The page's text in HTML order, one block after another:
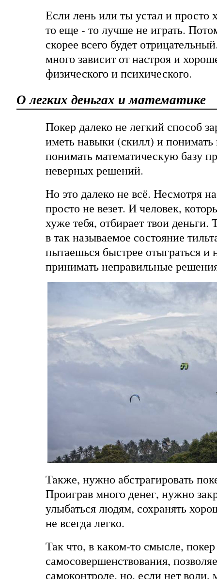
Если лень или ты устал и просто
то еще - то лучше не играть.
скорее всего будет
много зависит от настроя и
физического и психического.
О легких деньгах и математике
Покер далеко не легкий способ
иметь навыки (скилл) и
понимать математическую базу
неверных решений.
Но это далеко не всё. Несмотря
просто не везет. И человек,
хуже тебя, отбирает твои деньги.
в так называемое состояние
пытаешься быстрее отыграться и
принимать неправильные
Также, нужно абстрагировать
Проиграв много денег, нужно
улыбаться людям, сохранять
не всегда легко.
Так что, в каком-то смысле, покер
самосовершенствования,
самоконтроле, но, если нет воли,